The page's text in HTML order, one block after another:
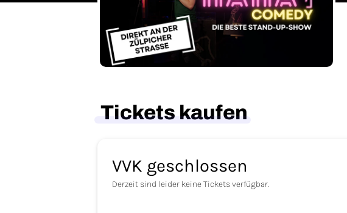
Tickets kaufen
VVK geschlossen
Derzeit sind leider keine Tickets verfügbar.